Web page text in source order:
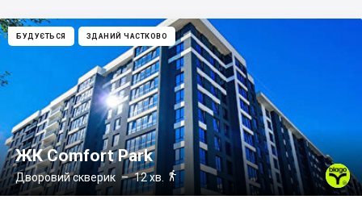
БУДУЄТЬСЯ ЗДАНИЙ ЧАСТКОВО
ЖК Comfort Park
Дворовий скверик – 12 хв. 